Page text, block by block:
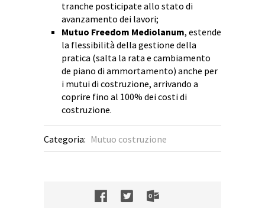
tranche posticipate allo stato di
avanzamento dei lavori;
Mutuo Freedom Mediolanum, estende
la flessibilità della gestione della
pratica (salta la rata e cambiamento
de piano di ammortamento) anche per
i mutui di costruzione, arrivando a
coprire fino al 100% dei costi di
costruzione.
Categoria: Mutuo costruzione